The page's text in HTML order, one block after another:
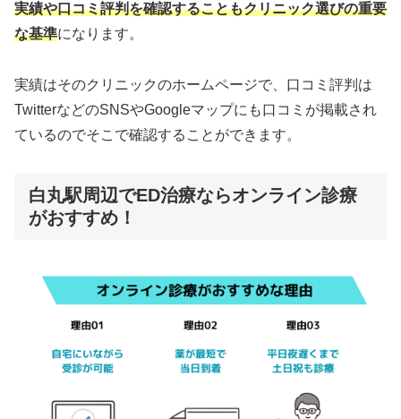
実績や口コミ評判を確認することもクリニック選びの重要
な基準になります。
実績はそのクリニックのホームページで、口コミ評判は
TwitterなどのSNSやGoogleマップにも口コミが掲載され
ているのでそこで確認することができます。
白丸駅周辺でED治療ならオンライン診療
がおすすめ！